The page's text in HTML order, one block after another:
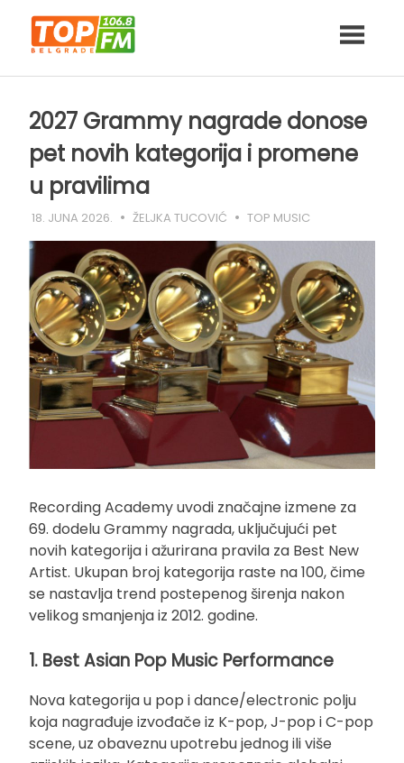
content
2027 Grammy nagrade donose
pet novih kategorija i promene
u pravilima
18. JUNA 2026. ŽELJKA TUCOVIĆ TOP MUSIC
Recording Academy uvodi značajne izmene za
69. dodelu Grammy nagrada, uključujući pet
novih kategorija i ažurirana pravila za Best New
Artist. Ukupan broj kategorija raste na 100, čime
se nastavlja trend postepenog širenja nakon
velikog smanjenja iz 2012. godine.
1. Best Asian Pop Music Performance
Nova kategorija u pop i dance/electronic polju
koja nagrađuje izvođače iz K-pop, J-pop i C-pop
scene, uz obaveznu upotrebu jednog ili više